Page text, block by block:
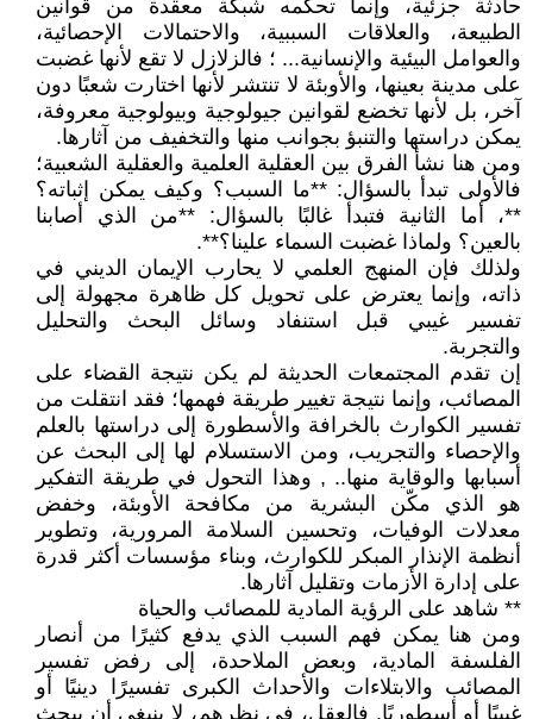
حادثة جزئية، وإنما تحكمه شبكة معقدة من قوانين
الطبيعة، والعلاقات السببية، والاحتمالات الإحصائية،
والعوامل البيئية والإنسانية... ؛ فالزلازل لا تقع لأنها غضبت
على مدينة بعينها، والأوبئة لا تنتشر لأنها اختارت شعبًا دون
آخر، بل لأنها تخضع لقوانين جيولوجية وبيولوجية معروفة،
يمكن دراستها والتنبؤ بجوانب منها والتخفيف من آثارها.
ومن هنا نشأ الفرق بين العقلية العلمية والعقلية الشعبية؛
فالأولى تبدأ بالسؤال: **ما السبب؟ وكيف يمكن إثباته؟
**، أما الثانية فتبدأ غالبًا بالسؤال: **من الذي أصابنا
بالعين؟ ولماذا غضبت السماء علينا؟**.
ولذلك فإن المنهج العلمي لا يحارب الإيمان الديني في
ذاته، وإنما يعترض على تحويل كل ظاهرة مجهولة إلى
تفسير غيبي قبل استنفاد وسائل البحث والتحليل
والتجربة.
إن تقدم المجتمعات الحديثة لم يكن نتيجة القضاء على
المصائب، وإنما نتيجة تغيير طريقة فهمها؛ فقد انتقلت من
تفسير الكوارث بالخرافة والأسطورة إلى دراستها بالعلم
والإحصاء والتجريب، ومن الاستسلام لها إلى البحث عن
أسبابها والوقاية منها.. , وهذا التحول في طريقة التفكير
هو الذي مكّن البشرية من مكافحة الأوبئة، وخفض
معدلات الوفيات، وتحسين السلامة المرورية، وتطوير
أنظمة الإنذار المبكر للكوارث، وبناء مؤسسات أكثر قدرة
على إدارة الأزمات وتقليل آثارها.
** شاهد على الرؤية المادية للمصائب والحياة
ومن هنا يمكن فهم السبب الذي يدفع كثيرًا من أنصار
الفلسفة المادية، وبعض الملاحدة، إلى رفض تفسير
المصائب والابتلاءات والأحداث الكبرى تفسيرًا دينيًا أو
غيبيًا أو أسطوريًا. فالعقل، في نظرهم، لا ينبغي أن يبحث